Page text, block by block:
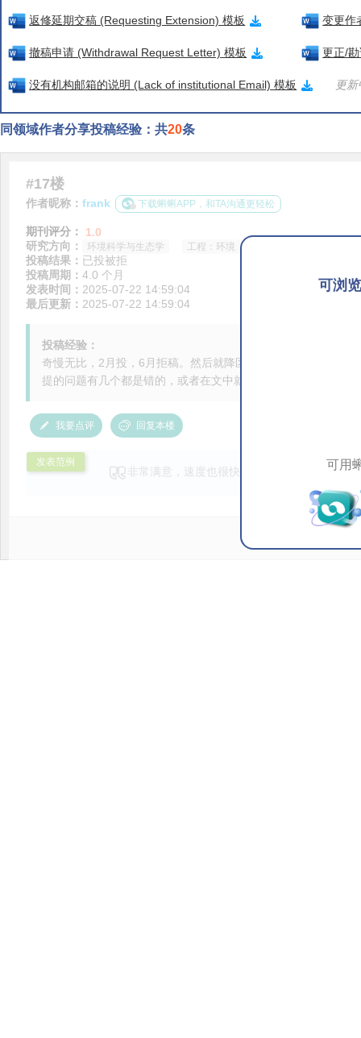
返修延期交稿 (Requesting Extension) 模板 变更作
撤稿申请 (Withdrawal Request Letter) 模板 更正/
没有机构邮箱的说明 (Lack of institutional Email) 模板 更
同领域作者分享投稿经验：共20条
可浏
可用
#17楼
作者昵称： frank 下载蝌蝌APP，和TA沟通更轻松
期刊评分：
1.0
研究方向：
环境科学与生态学 工程：环境
投稿结果： 已投被拒
投稿周期： 4.0 个月
发表时间： 2025-07-22 14:59:04
最后更新： 2025-07-22 14:59:04
投稿经验：
奇慢无比，2月投，6月拒稿。然后就降区了。。。找了30+审
提的问题有几个都是错的，或者在文中就有。编辑直接拒了。
我要点评 回复本楼
发表范例
非常满意，速度也很快。专家给的建议很有